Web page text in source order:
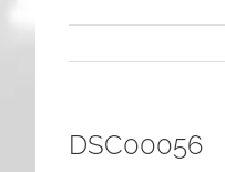
DSC00056